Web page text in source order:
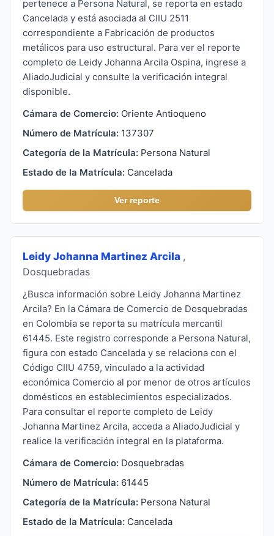
pertenece a Persona Natural, se reporta en estado
Cancelada y está asociada al CIIU 2511
correspondiente a Fabricación de productos
metálicos para uso estructural. Para ver el reporte
completo de Leidy Johanna Arcila Ospina, ingrese a
AliadoJudicial y consulte la verificación integral
disponible.
Cámara de Comercio: Oriente Antioqueno
Número de Matrícula: 137307
Categoría de la Matrícula: Persona Natural
Estado de la Matrícula: Cancelada
Ver reporte
Leidy Johanna Martinez Arcila ,
Dosquebradas
¿Busca información sobre Leidy Johanna Martinez
Arcila? En la Cámara de Comercio de Dosquebradas
en Colombia se reporta su matrícula mercantil
61445. Este registro corresponde a Persona Natural,
figura con estado Cancelada y se relaciona con el
Código CIIU 4759, vinculado a la actividad
económica Comercio al por menor de otros artículos
domésticos en establecimientos especializados.
Para consultar el reporte completo de Leidy
Johanna Martinez Arcila, acceda a AliadoJudicial y
realice la verificación integral en la plataforma.
Cámara de Comercio: Dosquebradas
Número de Matrícula: 61445
Categoría de la Matrícula: Persona Natural
Estado de la Matrícula: Cancelada